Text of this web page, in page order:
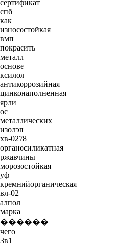
сертификат
спб
как
износостойкая
вмп
покрасить
металл
основе
ксилол
антикоррозийная
цинконаполненная
ярли
ос
металлических
изолэп
хв-0278
органосиликатная
ржавчины
морозостойкая
уф
кремнийорганическая
вл-02
алпол
марка
������
чего
3в1